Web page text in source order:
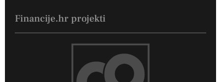
Financije.hr projekti